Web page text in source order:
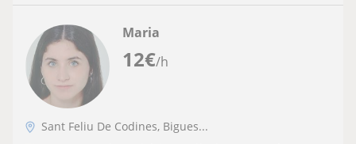
12€/h
Maria
Sant Feliu De Codines, Bigues...